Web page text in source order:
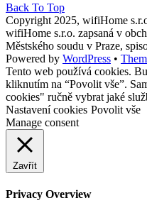
Back To Top
Copyright 2025, wifiHome
wifiHome s.r.o. zapsaná v
Městského soudu v Praze,
Powered by WordPress •
Tento web používá cookies.
kliknutím na “Povolit vše”.
cookies" ručně vybrat jaké
Nastavení cookies Povolit vše
Manage consent
Zavřít
Privacy Overview